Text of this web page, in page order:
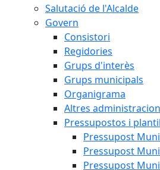
Salutació de l'Alcalde
Govern
Consistori
Regidories
Grups d'interès
Grups municipals
Organigrama
Altres
Pressupostos i
Pressupost
Pressupost
Pressupost